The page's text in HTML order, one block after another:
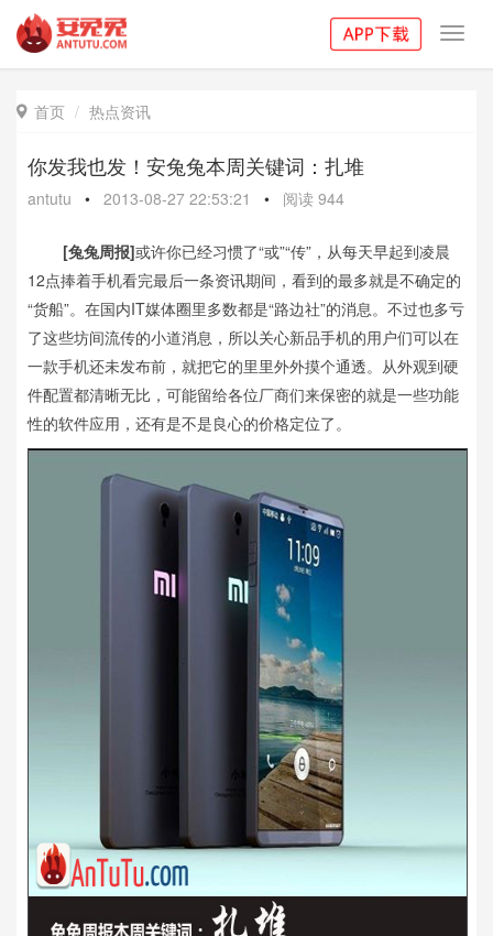
 首页 热点资讯
你发我也发！安兔兔本周关键词：扎堆
antutu • 2013-08-27 22:53:21 • 阅读 944
[兔兔周报]或许你已经习惯了“或”“传”，从每天早起到凌晨
12点捧着手机看完最后一条资讯期间，看到的最多就是不确定的
“货船”。在国内IT媒体圈里多数都是“路边社”的消息。不过也多亏
了这些坊间流传的小道消息，所以关心新品手机的用户们可以在
一款手机还未发布前，就把它的里里外外摸个通透。从外观到硬
件配置都清晰无比，可能留给各位厂商们来保密的就是一些功能
性的软件应用，还有是不是良心的价格定位了。